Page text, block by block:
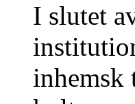
I slutet
inhemsk